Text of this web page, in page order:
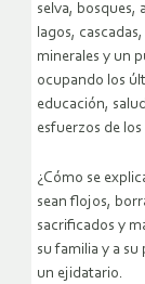
selva, bosques,
lagos,
minerales y un
ocupando los
educación,
esfuerzos de
¿Cómo se
sean flojos,
sacrificados y
su familia y a
un ejidatario.